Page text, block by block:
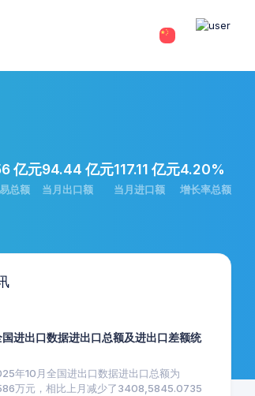
亿元
总额
94.44 亿元
当月出口额
117.11 亿元
当月进口额
4.20%
增长率总额
进出口数据进出口总额及进出口差额统
年10月全国进出口数据进出口总额为
万元，相比上月减少了3408,5845.0735